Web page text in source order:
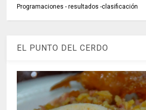
Programaciones - resultados -clasificación
EL PUNTO DEL CERDO